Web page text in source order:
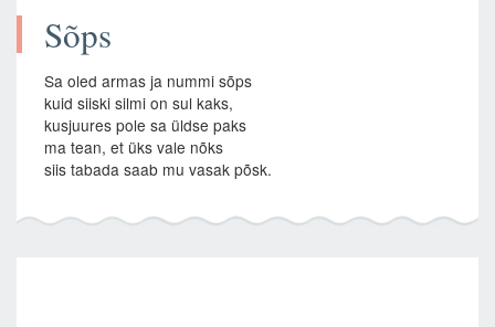
Sõps
Sa oled armas ja nummi sõps
kuid siiski silmi on sul kaks,
kusjuures pole sa üldse paks
ma tean, et üks vale nõks
siis tabada saab mu vasak põsk.